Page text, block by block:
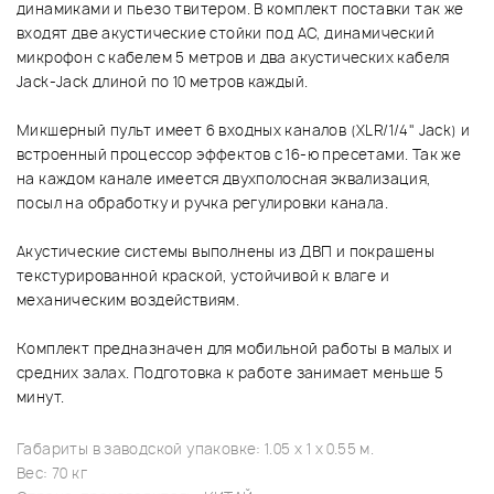
динамиками и пьезо твитером. В комплект поставки так же
входят две акустические стойки под АС, динамический
микрофон с кабелем 5 метров и два акустических кабеля
Jack-Jack длиной по 10 метров каждый.
Микшерный пульт имеет 6 входных каналов (XLR/1/4" Jack) и
встроенный процессор эффектов с 16-ю пресетами. Так же
на каждом канале имеется двухполосная эквализация,
посыл на обработку и ручка регулировки канала.
Акустические системы выполнены из ДВП и покрашены
текстурированной краской, устойчивой к влаге и
механическим воздействиям.
Комплект предназначен для мобильной работы в малых и
средних залах. Подготовка к работе занимает меньше 5
минут.
Габариты в заводской упаковке: 1.05 x 1 x 0.55 м.
Вес: 70 кг